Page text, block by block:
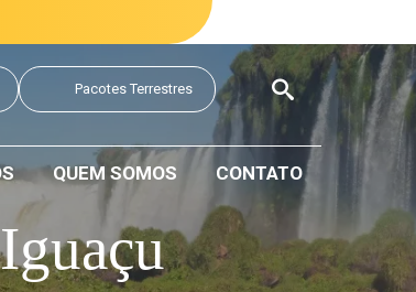
Pacotes Terrestres
QUEM SOMOS CONTATO